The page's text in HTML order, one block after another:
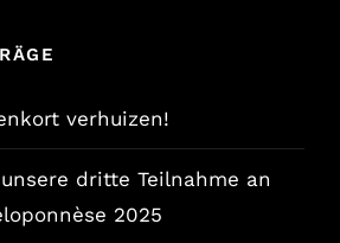
verhuizen!
dritte Teilnahme an
2025